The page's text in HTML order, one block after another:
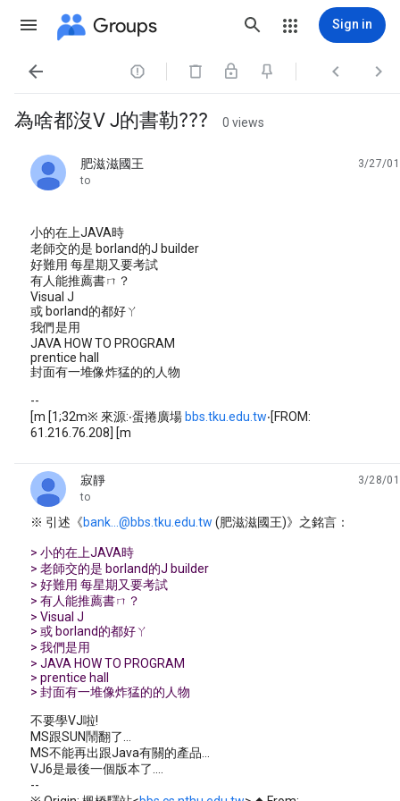
Groups Sign in
   
為啥都沒V J的書勒??? 0 views
肥滋滋國王
unread,
3/27/01
to
小的在上JAVA時
老師交的是 borland的J builder
好難用 每星期又要考試
有人能推薦書ㄇ？
Visual J
或 borland的都好ㄚ
我們是用
JAVA HOW TO PROGRAM
prentice hall
封面有一堆像炸猛的的人物
--
[m [1;32m※ 來源:‧蛋捲廣場 bbs.tku.edu.tw‧[FROM:
61.216.76.208] [m
寂靜
unread,
3/28/01
to
※ 引述《bank...@bbs.tku.edu.tw (肥滋滋國王)》之銘言：
> 小的在上JAVA時
> 老師交的是 borland的J builder
> 好難用 每星期又要考試
> 有人能推薦書ㄇ？
> Visual J
> 或 borland的都好ㄚ
> 我們是用
> JAVA HOW TO PROGRAM
> prentice hall
> 封面有一堆像炸猛的的人物
不要學VJ啦!
MS跟SUN鬧翻了...
MS不能再出跟Java有關的產品...
VJ6是最後一個版本了....
--